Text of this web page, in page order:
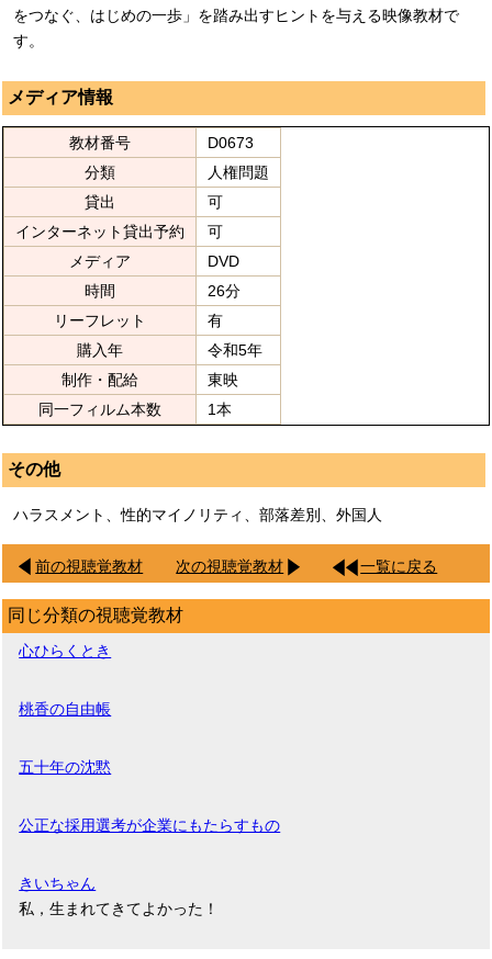
をつなぐ、はじめの一歩」を踏み出すヒントを与える映像教材で
す。
メディア情報
教材番号
D0673
分類
人権問題
貸出
可
インターネット貸出予約
可
メディア
DVD
時間
26分
リーフレット
有
購入年
令和5年
制作・配給
東映
同一フィルム本数
1本
その他
ハラスメント、性的マイノリティ、部落差別、外国人
前の視聴覚教材 次の視聴覚教材 一覧に戻る
同じ分類の視聴覚教材
心ひらくとき
桃香の自由帳
五十年の沈黙
公正な採用選考が企業にもたらすもの
きいちゃん
私，生まれてきてよかった！